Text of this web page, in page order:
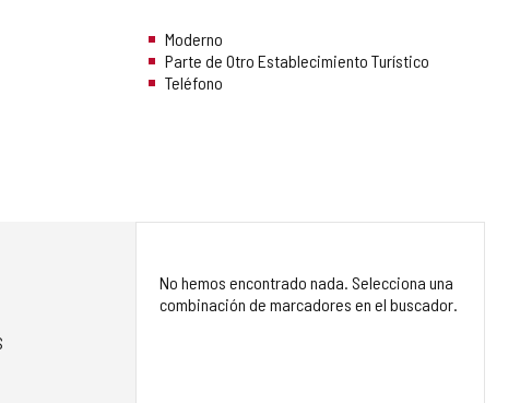
Moderno
Parte de Otro Establecimiento Turístico
Teléfono
No hemos encontrado nada. Selecciona una
combinación de marcadores en el buscador.